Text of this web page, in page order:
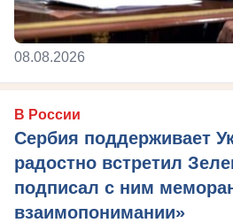
08.08.2026
В России
Сербия поддерживает
радостно встретил
подписал с ним
взаимопонимании»